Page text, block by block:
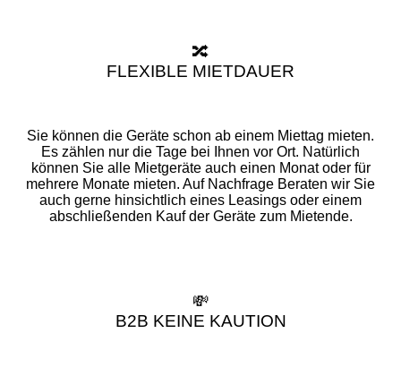
🔀
FLEXIBLE MIETDAUER
Sie können die Geräte schon ab einem Miettag mieten.
Es zählen nur die Tage bei Ihnen vor Ort. Natürlich
können Sie alle Mietgeräte auch einen Monat oder für
mehrere Monate mieten. Auf Nachfrage Beraten wir Sie
auch gerne hinsichtlich eines Leasings oder einem
abschließenden Kauf der Geräte zum Mietende.
💸
B2B KEINE KAUTION